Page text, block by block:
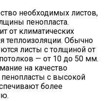
необходимых листов,
пенопласта.
от климатических
теплоизоляции. Обычно
листы с толщиной от
— от 10 до 50 мм.
на качество
с высокой
более